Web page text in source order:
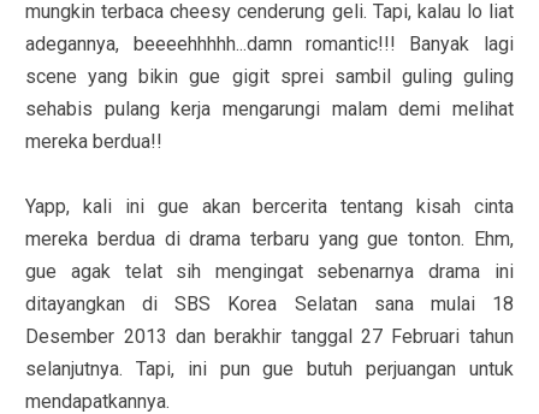
mungkin terbaca cheesy cenderung geli. Tapi, kalau lo liat
adegannya, beeeehhhhh...damn romantic!!! Banyak lagi
scene yang bikin gue gigit sprei sambil guling guling
sehabis pulang kerja mengarungi malam demi melihat
mereka berdua!!
Yapp, kali ini gue akan bercerita tentang kisah cinta
mereka berdua di drama terbaru yang gue tonton. Ehm,
gue agak telat sih mengingat sebenarnya drama ini
ditayangkan di SBS Korea Selatan sana mulai 18
Desember 2013 dan berakhir tanggal 27 Februari tahun
selanjutnya. Tapi, ini pun gue butuh perjuangan untuk
mendapatkannya.